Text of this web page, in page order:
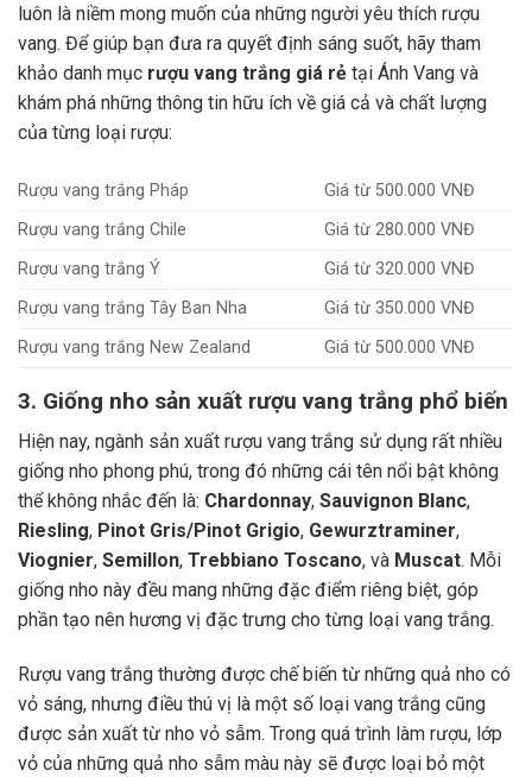
luôn là niềm mong muốn của những người yêu thích rượu
vang. Để giúp bạn đưa ra quyết định sáng suốt, hãy tham
khảo danh mục rượu vang trắng giá rẻ tại Ánh Vang và
khám phá những thông tin hữu ích về giá cả và chất lượng
của từng loại rượu:
Rượu vang trắng Pháp
Giá từ 500.000 VNĐ
Rượu vang trắng Chile
Giá từ 280.000 VNĐ
Rượu vang trắng Ý
Giá từ 320.000 VNĐ
Rượu vang trắng Tây Ban Nha
Giá từ 350.000 VNĐ
Rượu vang trắng New Zealand
Giá từ 500.000 VNĐ
3. Giống nho sản xuất rượu vang trắng phổ biến
Hiện nay, ngành sản xuất rượu vang trắng sử dụng rất nhiều
giống nho phong phú, trong đó những cái tên nổi bật không
thể không nhắc đến là: Chardonnay, Sauvignon Blanc,
Riesling, Pinot Gris/Pinot Grigio, Gewurztraminer,
Viognier, Semillon, Trebbiano Toscano, và Muscat. Mỗi
giống nho này đều mang những đặc điểm riêng biệt, góp
phần tạo nên hương vị đặc trưng cho từng loại vang trắng.
Rượu vang trắng thường được chế biến từ những quả nho có
vỏ sáng, nhưng điều thú vị là một số loại vang trắng cũng
được sản xuất từ nho vỏ sẫm. Trong quá trình làm rượu, lớp
vỏ của những quả nho sẫm màu này sẽ được loại bỏ một